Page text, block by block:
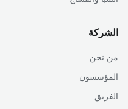
الشركة
من نحن
المؤسسون
الفريق